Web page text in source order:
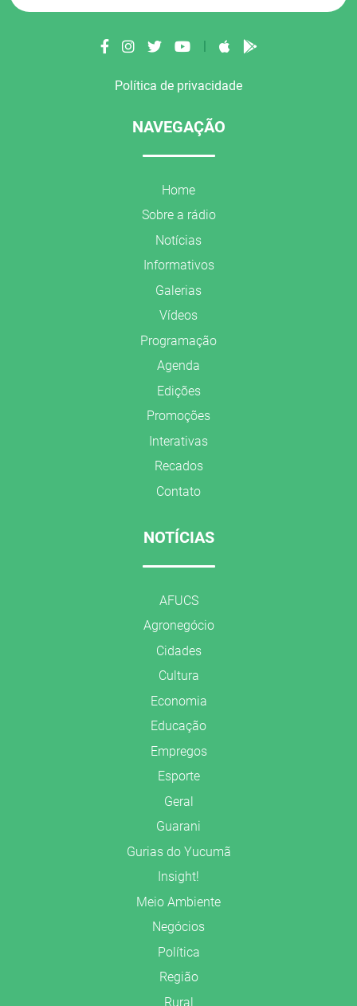
Política de privacidade
NAVEGAÇÃO
Home
Sobre a rádio
Notícias
Informativos
Galerias
Vídeos
Programação
Agenda
Edições
Promoções
Interativas
Recados
Contato
NOTÍCIAS
AFUCS
Agronegócio
Cidades
Cultura
Economia
Educação
Empregos
Esporte
Geral
Guarani
Gurias do Yucumã
Insight!
Meio Ambiente
Negócios
Política
Região
Rural